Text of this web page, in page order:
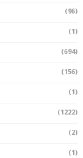
(96)
(1)
(694)
(156)
(1)
(1222)
(2)
(1)